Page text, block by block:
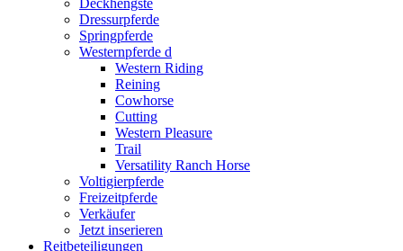
Deckhengste
Dressurpferde
Springpferde
Westernpferde d
Western Riding
Reining
Cowhorse
Cutting
Western Pleasure
Trail
Versatility Ranch Horse
Voltigierpferde
Freizeitpferde
Verkäufer
Jetzt inserieren
Reitbeteiligungen